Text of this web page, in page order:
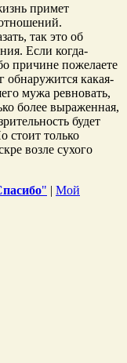
примет
так это об
Если когда-
причине пожелаете
обнаружится какая-
мужа ревновать,
более выраженная,
будет
стоит только
возле сухого
" | Мой